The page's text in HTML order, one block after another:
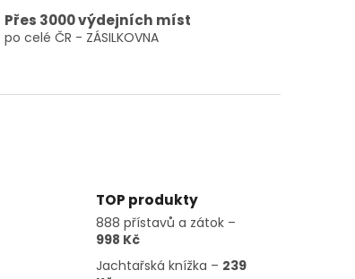
Přes 3000 výdejních míst
po celé ČR - ZÁSILKOVNA
TOP produkty
888 přístavů a zátok –
998 Kč
Jachtařská knížka – 239